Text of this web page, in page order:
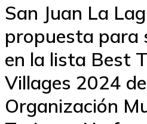
San Juan La
propuesta para
en la lista Best
Villages 2024
Organización